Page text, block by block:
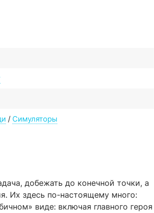
/ Симуляторы
добежать до конечной точки, а
Их здесь по-настоящему много:
виде: включая главного героя